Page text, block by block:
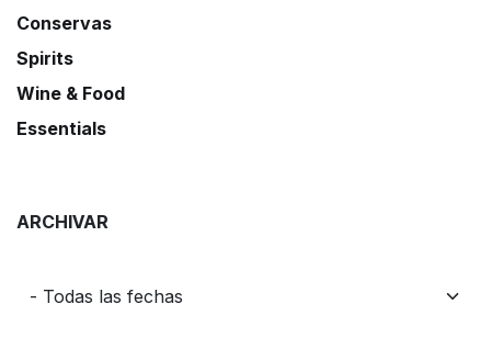
Conservas
Spirits
Wine & Food
Essentials
ARCHIVAR